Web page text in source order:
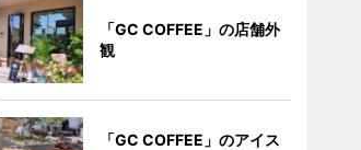
「GC COFFEE」の店舗外
観
「GC COFFEE」のアイス